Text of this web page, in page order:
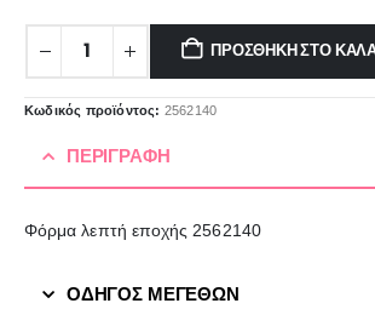
ΠΡΟΣΘΉΚΗ ΣΤΟ
Κωδικός προϊόντος: 2562140
ΠΕΡΙΓΡΑΦΉ
Φόρμα λεπτή εποχής 2562140
ΟΔΗΓΟΣ ΜΕΓΕΘΩΝ